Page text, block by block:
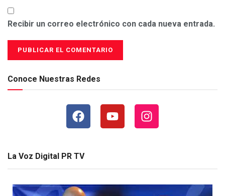
Recibir un correo electrónico con cada nueva entrada.
Conoce Nuestras Redes
La Voz Digital PR TV